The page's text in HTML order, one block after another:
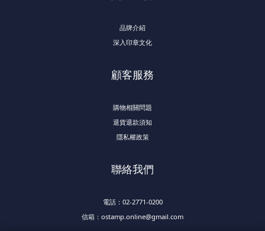
品牌介紹
深入印章文化
顧客服務
購物相關問題
退貨退款須知
隱私權政策
聯絡我們
電話：02-2771-0200
信箱：ostamp.online@gmail.com